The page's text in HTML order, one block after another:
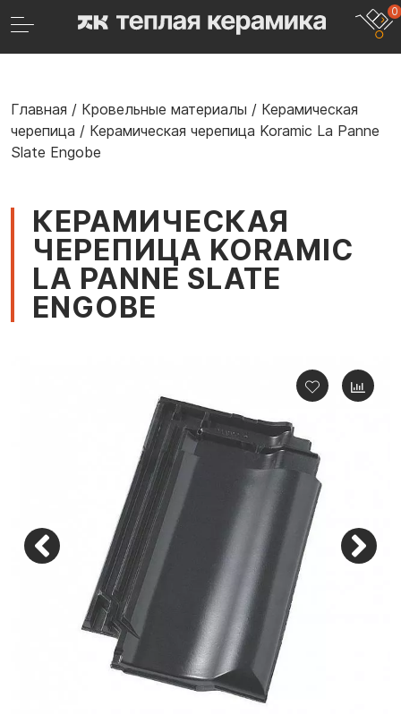
0
Главная / Кровельные материалы / Керамическая
черепица / Керамическая черепица Koramic La Panne
Slate Engobe
КЕРАМИЧЕСКАЯ
ЧЕРЕПИЦА KORAMIC
LA PANNE SLATE
ENGOBE